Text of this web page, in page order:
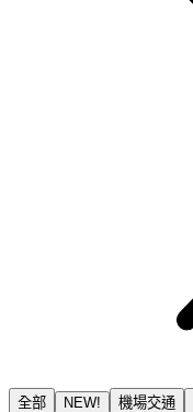
全部 NEW! 機場交通